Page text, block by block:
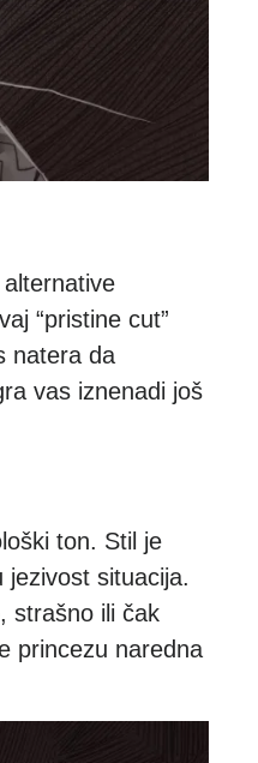
“pristine cut”
natera da
vas iznenadi još
ton. Stil je
situacija.
strašno ili čak
princezu naredna